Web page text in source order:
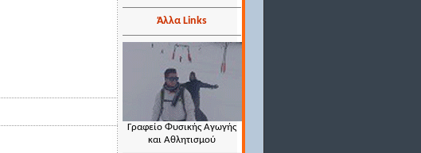
Άλλα Links
Γραφείο Φυσικής Αγωγής
και Αθλητισμού